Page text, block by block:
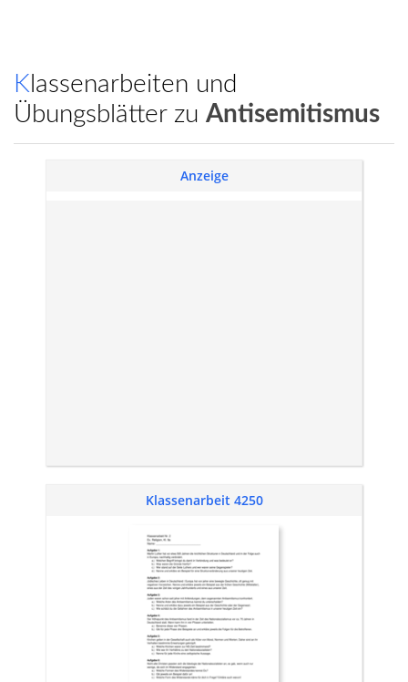
Klassenarbeiten und
Übungsblätter zu Antisemitismus
Anzeige
Klassenarbeit 4250